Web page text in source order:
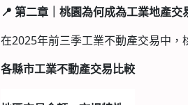
📍 第二章｜桃園為何成為工業地產交
在2025年前三季工業不動產交易中，
各縣市工業不動產交易比較